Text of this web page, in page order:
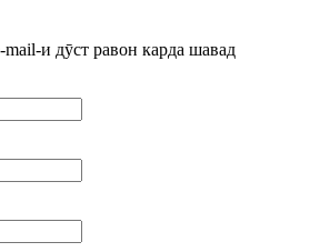
и дӯст равон карда шавад